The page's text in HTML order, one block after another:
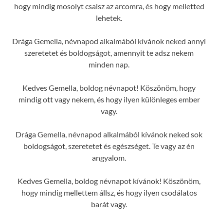
hogy mindig mosolyt csalsz az arcomra, és hogy melletted
lehetek.
Drága Gemella, névnapod alkalmából kívánok neked annyi
szeretetet és boldogságot, amennyit te adsz nekem
minden nap.
Kedves Gemella, boldog névnapot! Köszönöm, hogy
mindig ott vagy nekem, és hogy ilyen különleges ember
vagy.
Drága Gemella, névnapod alkalmából kívánok neked sok
boldogságot, szeretetet és egészséget. Te vagy az én
angyalom.
Kedves Gemella, boldog névnapot kívánok! Köszönöm,
hogy mindig mellettem állsz, és hogy ilyen csodálatos
barát vagy.